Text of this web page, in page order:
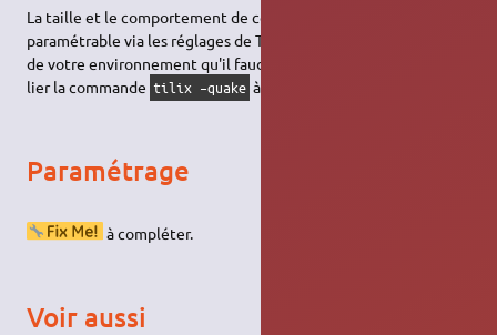
La taille et le comportement de cette fenêtre est
paramétrable via les réglages de Tilix, mais ce sont les réglages
de votre environnement qu'il faudra modifier si vous souhaiter
lier la commande tilix –quake à un raccourci clavier.
Paramétrage
à compléter.
Voir aussi